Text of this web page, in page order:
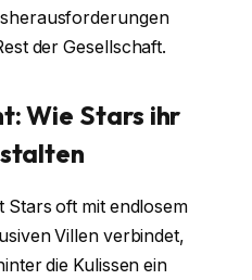
der Gesellschaft.
Wie Stars ihr
Stars oft mit endlosem
Villen verbindet,
die Kulissen ein